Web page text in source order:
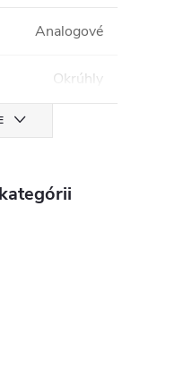
Analogové
Okrúhly